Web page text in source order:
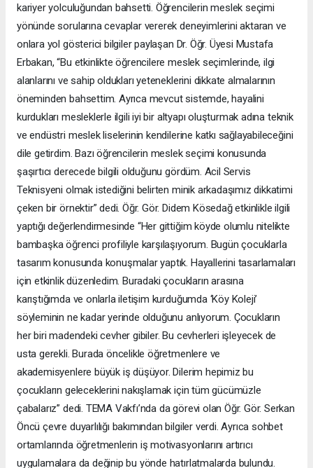
kariyer yolculuğundan bahsetti. Öğrencilerin meslek seçimi
yönünde sorularına cevaplar vererek deneyimlerini aktaran ve
onlara yol gösterici bilgiler paylaşan Dr. Öğr. Üyesi Mustafa
Erbakan, “Bu etkinlikte öğrencilere meslek seçimlerinde, ilgi
alanlarını ve sahip oldukları yeteneklerini dikkate almalarının
öneminden bahsettim. Ayrıca mevcut sistemde, hayalini
kurdukları mesleklerle ilgili iyi bir altyapı oluşturmak adına teknik
ve endüstri meslek liselerinin kendilerine katkı sağlayabileceğini
dile getirdim. Bazı öğrencilerin meslek seçimi konusunda
şaşırtıcı derecede bilgili olduğunu gördüm. Acil Servis
Teknisyeni olmak istediğini belirten minik arkadaşımız dikkatimi
çeken bir örnektir” dedi. Öğr. Gör. Didem Kösedağ etkinlikle ilgili
yaptığı değerlendirmesinde “Her gittiğim köyde olumlu nitelikte
bambaşka öğrenci profiliyle karşılaşıyorum. Bugün çocuklarla
tasarım konusunda konuşmalar yaptık. Hayallerini tasarlamaları
için etkinlik düzenledim. Buradaki çocukların arasına
karıştığımda ve onlarla iletişim kurduğumda ‘Köy Koleji’
söyleminin ne kadar yerinde olduğunu anlıyorum. Çocukların
her biri madendeki cevher gibiler. Bu cevherleri işleyecek de
usta gerekli. Burada öncelikle öğretmenlere ve
akademisyenlere büyük iş düşüyor. Dilerim hepimiz bu
çocukların geleceklerini nakışlamak için tüm gücümüzle
çabalarız” dedi. TEMA Vakfı’nda da görevi olan Öğr. Gör. Serkan
Öncü çevre duyarlılığı bakımından bilgiler verdi. Ayrıca sohbet
ortamlarında öğretmenlerin iş motivasyonlarını artırıcı
uygulamalara da değinip bu yönde hatırlatmalarda bulundu.